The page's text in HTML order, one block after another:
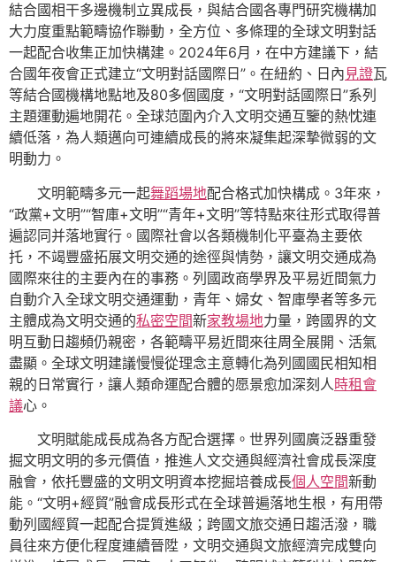
結合國相干多邊機制立異成長，與結合國各專門研究機構加
大力度重點範疇協作聯動，全方位、多條理的全球文明對話
一起配合收集正加快構建。2024年6月，在中方建議下，結
合國年夜會正式建立“文明對話國際日”。在紐約、日內 見證瓦
等結合國機構地點地及80多個國度，“文明對話國際日”系列
主題運動遍地開花。全球范圍內介入文明交通互鑒的熱忱連
續低落，為人類邁向可連續成長的將來凝集起深摯微弱的文
明動力。
文明範疇多元一起舞蹈場地配合格式加快構成。3年來，
“政黨+文明”“智庫+文明”“青年+文明”等特點來往形式取得普
遍認同并落地實行。國際社會以各類機制化平臺為主要依
托，不竭豐盛拓展文明交通的途徑與情勢，讓文明交通成為
國際來往的主要內在的事務。列國政商學界及平易近間氣力
自動介入全球文明交通運動，青年、婦女、智庫學者等多元
主體成為文明交通的私密空間新家教場地力量，跨國界的文
明互動日趨頻仍親密，各範疇平易近間來往周全展開、活氣
盡顯。全球文明建議慢慢從理念主意轉化為列國國民相知相
親的日常實行，讓人類命運配合體的愿景愈加深刻人時租會
議心。
文明賦能成長成為各方配合選擇。世界列國廣泛器重發
掘文明文明的多元價值，推進人文交通與經濟社會成長深度
融會，依托豐盛的文明文明資本挖掘培養成長個人空間新動
能。“文明+經貿”融會成長形式在全球普遍落地生根，有用帶
動列國經貿一起配合提質進級；跨國文旅交通日趨活潑，職
員往來方便化程度連續晉陞，文明交通與文旅經濟完成雙向